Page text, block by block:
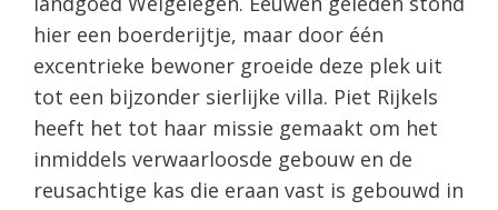
hier een boerderijtje, maar door één
excentrieke bewoner groeide deze plek uit
tot een bijzonder sierlijke villa. Piet Rijkels
heeft het tot haar missie gemaakt om het
inmiddels verwaarloosde gebouw en de
reusachtige kas die eraan vast is gebouwd in